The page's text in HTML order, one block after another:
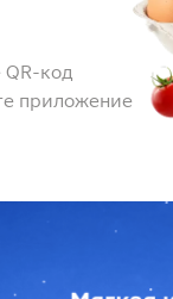
код
приложение